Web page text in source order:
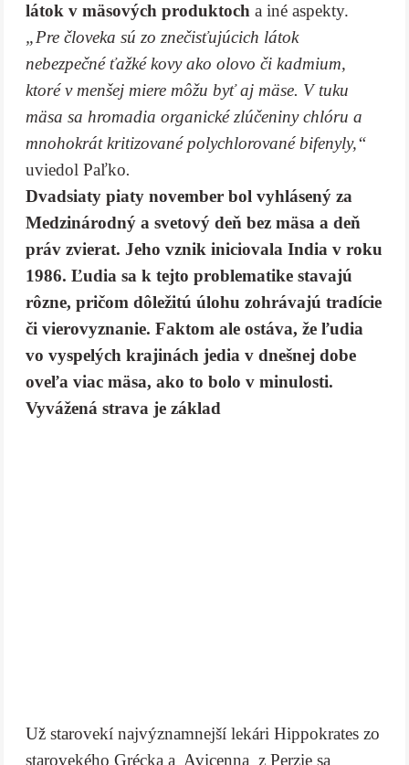
látok v mäsových produktoch a iné aspekty.
„Pre človeka sú zo znečisťujúcich látok
nebezpečné ťažké kovy ako olovo či kadmium,
ktoré v menšej miere môžu byť aj mäse. V tuku
mäsa sa hromadia organické zlúčeniny chlóru a
mnohokrát kritizované polychlorované bifenyly,“
uviedol Paľko.
Dvadsiaty piaty november bol vyhlásený za
Medzinárodný a svetový deň bez mäsa a deň
práv zvierat. Jeho vznik iniciovala India v roku
1986. Ľudia sa k tejto problematike stavajú
rôzne, pričom dôležitú úlohu zohrávajú tradície
či vierovyznanie. Faktom ale ostáva, že ľudia
vo vyspelých krajinách jedia v dnešnej dobe
oveľa viac mäsa, ako to bolo v minulosti.
Vyvážená strava je základ
Už starovekí najvýznamnejší lekári Hippokrates zo
starovekého Grécka a Avicenna z Perzie sa